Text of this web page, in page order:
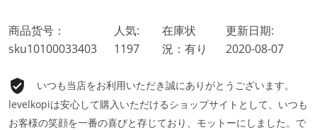
商品货号：
sku10100033403
人気:
1197
在庫状
況：有り
更新日期:
2020-08-07
いつも当店をお利用いただき誠にありがとうございます。
levelkopiは安心して購入いただけるショップサイトとして、いつも
お客様の笑顔を一番の喜びと存じており、モットーにしました。で